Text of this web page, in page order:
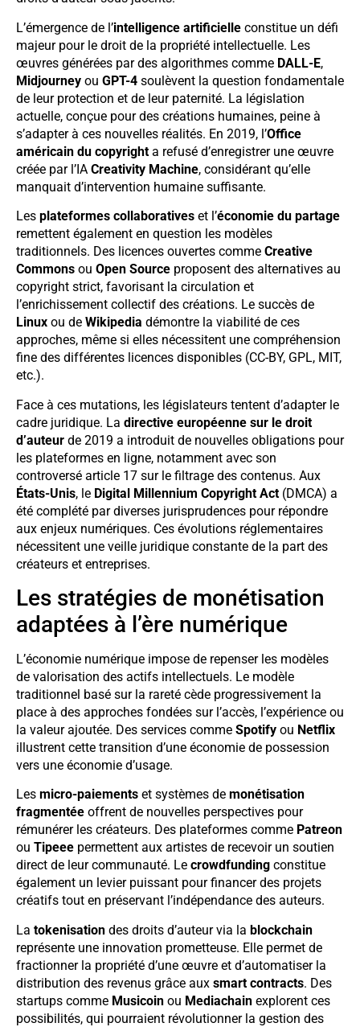
L’émergence de l’intelligence artificielle constitue un défi
majeur pour le droit de la propriété intellectuelle. Les
œuvres générées par des algorithmes comme DALL-E,
Midjourney ou GPT-4 soulèvent la question fondamentale
de leur protection et de leur paternité. La législation
actuelle, conçue pour des créations humaines, peine à
s’adapter à ces nouvelles réalités. En 2019, l’Office
américain du copyright a refusé d’enregistrer une œuvre
créée par l’IA Creativity Machine, considérant qu’elle
manquait d’intervention humaine suffisante.
Les plateformes collaboratives et l’économie du partage
remettent également en question les modèles
traditionnels. Des licences ouvertes comme Creative
Commons ou Open Source proposent des alternatives au
copyright strict, favorisant la circulation et
l’enrichissement collectif des créations. Le succès de
Linux ou de Wikipedia démontre la viabilité de ces
approches, même si elles nécessitent une compréhension
fine des différentes licences disponibles (CC-BY, GPL, MIT,
etc.).
Face à ces mutations, les législateurs tentent d’adapter le
cadre juridique. La directive européenne sur le droit
d’auteur de 2019 a introduit de nouvelles obligations pour
les plateformes en ligne, notamment avec son
controversé article 17 sur le filtrage des contenus. Aux
États-Unis, le Digital Millennium Copyright Act (DMCA) a
été complété par diverses jurisprudences pour répondre
aux enjeux numériques. Ces évolutions réglementaires
nécessitent une veille juridique constante de la part des
créateurs et entreprises.
Les stratégies de monétisation
adaptées à l’ère numérique
L’économie numérique impose de repenser les modèles
de valorisation des actifs intellectuels. Le modèle
traditionnel basé sur la rareté cède progressivement la
place à des approches fondées sur l’accès, l’expérience ou
la valeur ajoutée. Des services comme Spotify ou Netflix
illustrent cette transition d’une économie de possession
vers une économie d’usage.
Les micro-paiements et systèmes de monétisation
fragmentée offrent de nouvelles perspectives pour
rémunérer les créateurs. Des plateformes comme Patreon
ou Tipeee permettent aux artistes de recevoir un soutien
direct de leur communauté. Le crowdfunding constitue
également un levier puissant pour financer des projets
créatifs tout en préservant l’indépendance des auteurs.
La tokenisation des droits d’auteur via la blockchain
représente une innovation prometteuse. Elle permet de
fractionner la propriété d’une œuvre et d’automatiser la
distribution des revenus grâce aux smart contracts. Des
startups comme Musicoin ou Mediachain explorent ces
possibilités, qui pourraient révolutionner la gestion des